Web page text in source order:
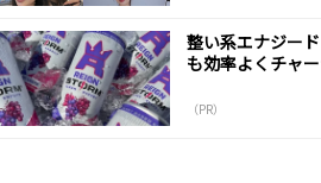
整い系エナジー
も効率よくチャー
（PR）